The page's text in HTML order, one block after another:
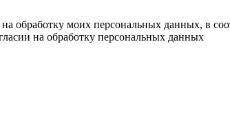
обработку моих персональных данных, в
на обработку персональных данных